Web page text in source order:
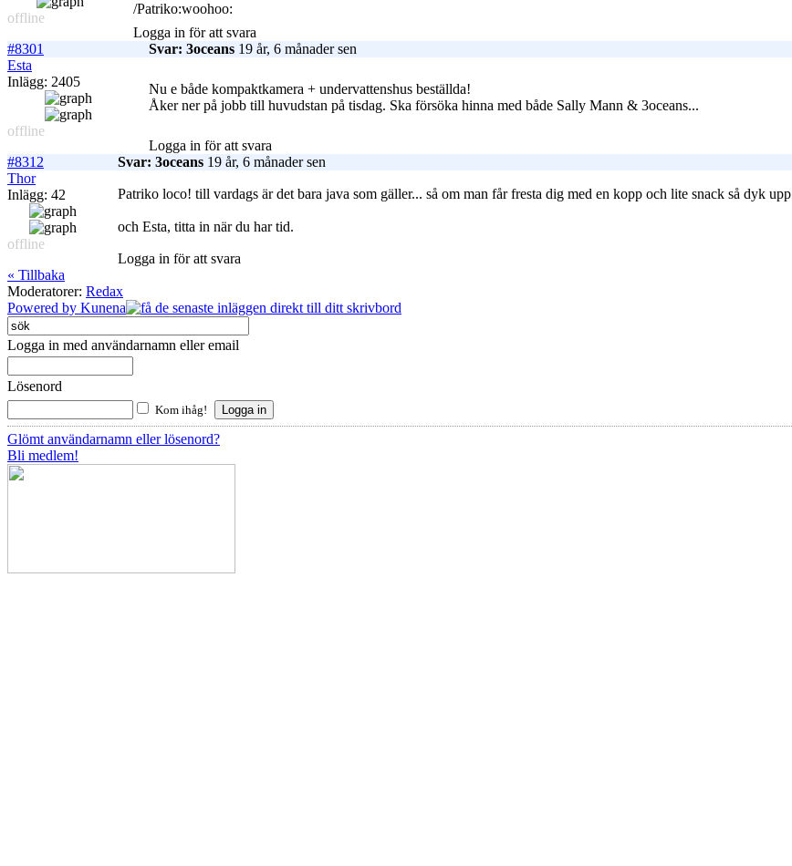
offline
/Patriko:woohoo:
Logga in för att svara
#8301
Svar: 3oceans 19 år, 6 månader sen
Esta
Inlägg: 2405
offline
Nu e både kompaktkamera + undervattenshus beställda!
Åker ner på jobb till huvudstan på tisdag. Ska försöka hinna med både Sally Mann & 3oceans...
Logga in för att svara
#8312
Svar: 3oceans 19 år, 6 månader sen
Thor
Inlägg: 42
offline
Patriko loco! till vardags är det bara java som gäller... så om man får fresta dig med en kopp och lite snack så dyk upp
och Esta, titta in när du har tid.
Logga in för att svara
« Tillbaka
Moderatorer: Redax
Powered by Kunena
Logga in med användarnamn eller email
Lösenord
Kom ihåg!
Glömt användarnamn eller lösenord?
Bli medlem!